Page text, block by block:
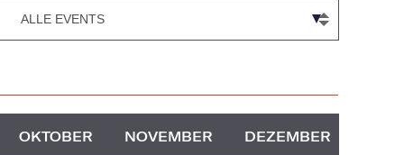
OKTOBER NOVEMBER DEZEMBER